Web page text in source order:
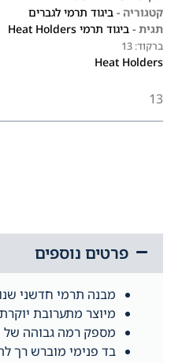
קטגוריה - ביגוד תרמי לגברים
תגית - ביגוד תרמי Heat Holders
ברקוד: 13
Heat Holders
13
פרטים נוספים
מבנה תרמי חדשני
מיוצר מתערובת
מספק רמה גבוהה של
בד פנימי מוברש רך